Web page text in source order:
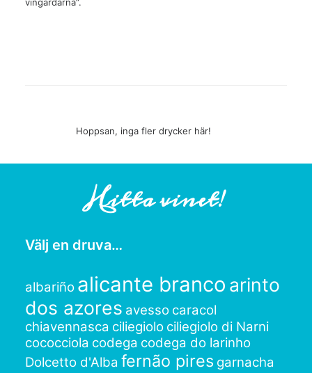
Hoppsan, inga fler drycker här!
Hitta vinet!
Välj en druva…
albariño alicante branco arinto
dos azores avesso caracol
chiavennasca ciliegiolo ciliegiolo di Narni
cococciola codega codega do larinho
Dolcetto d'Alba fernão pires garnacha